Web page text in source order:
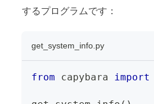
するプログラムです：
get_system_info.py
from capybara import